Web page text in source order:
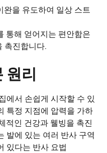
완을 유도하여 일상 스트
통해 얻어지는 편안함은
촉진합니다.
원리
에서 손쉽게 시작할 수 있
특정 지점에 압력을 가하
적인 건강과 웰빙을 촉진
발에 있는 여러 반사 구역
있다는 반사 요법